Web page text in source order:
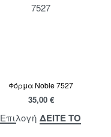
Φόρμα Noble 7527
35,00 €
Επιλογή ΔΕΙΤΕ ΤΟ